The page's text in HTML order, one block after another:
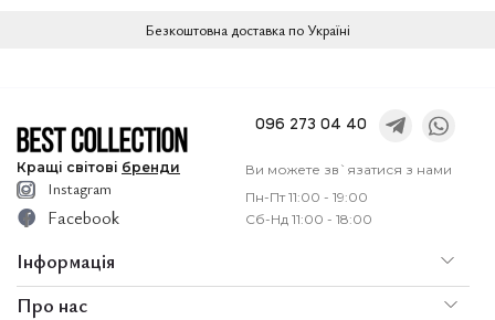
Безкоштовна доставка по Україні
Кращі світові бренди
096 273 04 40
Ви можете зв`язатися з нами
Пн-Пт 11:00 - 19:00
Сб-Нд 11:00 - 18:00
Про нас
Інформація
Instagram
Facebook